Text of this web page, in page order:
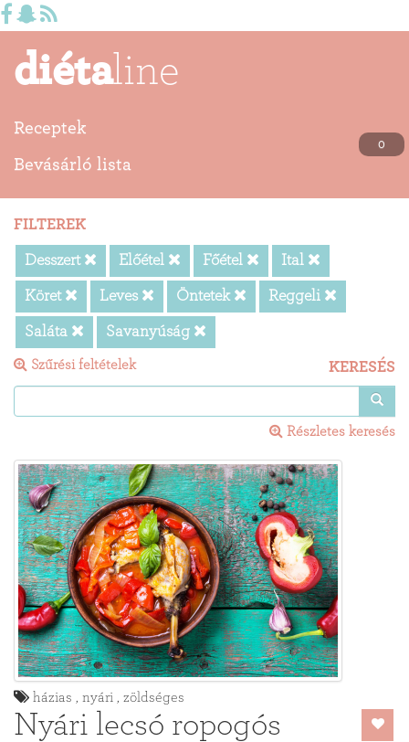
diétaline
Receptek
Bevásárló lista
0
FILTEREK
Desszert Előétel Főétel Ital
Köret Leves Öntetek Reggeli
Saláta Savanyúság
Szűrési feltételek KERESÉS
Részletes keresés
házias , nyári , zöldséges
Nyári lecsó ropogós